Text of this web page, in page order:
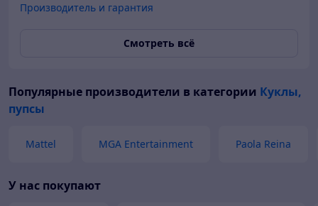
Производитель и гарантия
Смотреть всё
Популярные производители в категории Куклы,
пупсы
Mattel MGA Entertainment Paola Reina
У нас покупают